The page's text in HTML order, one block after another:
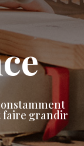
faire grandir